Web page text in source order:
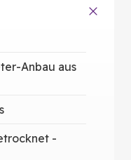
Anbau aus
-